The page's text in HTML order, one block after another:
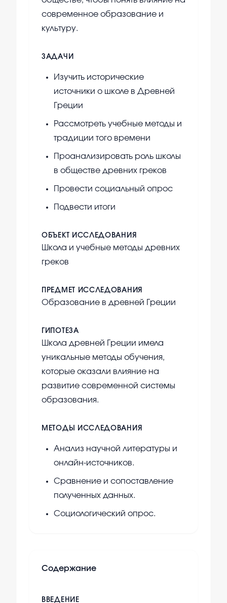
современное образование и
культуру.
ЗАДАЧИ
Изучить исторические
источники о школе в Древней
Греции
Рассмотреть учебные методы и
традиции того времени
Проанализировать роль школы
в обществе древних греков
Провести социальный опрос
Подвести итоги
ОБЪЕКТ ИССЛЕДОВАНИЯ
Школа и учебные методы древних
греков
ПРЕДМЕТ ИССЛЕДОВАНИЯ
Образование в древней Греции
ГИПОТЕЗА
Школа древней Греции имела
уникальные методы обучения,
которые оказали влияние на
развитие современной системы
образования.
МЕТОДЫ ИССЛЕДОВАНИЯ
Анализ научной литературы и
онлайн-источников.
Сравнение и сопоставление
полученных данных.
Социологический опрос.
Содержание
ВВЕДЕНИЕ